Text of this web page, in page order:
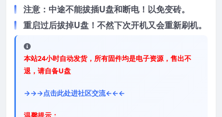
注意：中途不能拔插U盘和断电！以免变砖。
重启过后拔掉U盘！不然下次开机又会重新刷机。
本站24小时自动发货，所有固件均是电子资源，售出不
退，请自备U盘
→→→点击此处进社区交流←←←